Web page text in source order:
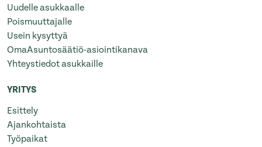
Uudelle asukkaalle
Poismuuttajalle
Usein kysyttyä
OmaAsuntosäätiö-asiointikanava
Yhteystiedot asukkaille
YRITYS
Esittely
Ajankohtaista
Työpaikat